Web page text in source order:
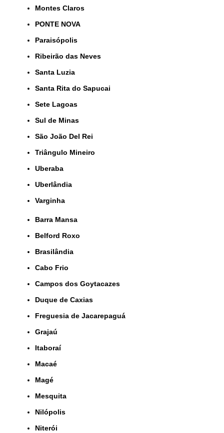
Montes Claros
PONTE NOVA
Paraisópolis
Ribeirão das Neves
Santa Luzia
Santa Rita do Sapucai
Sete Lagoas
Sul de Minas
São João Del Rei
Triângulo Mineiro
Uberaba
Uberlândia
Varginha
Barra Mansa
Belford Roxo
Brasilândia
Cabo Frio
Campos dos Goytacazes
Duque de Caxias
Freguesia de Jacarepaguá
Grajaú
Itaboraí
Macaé
Magé
Mesquita
Nilópolis
Niterói